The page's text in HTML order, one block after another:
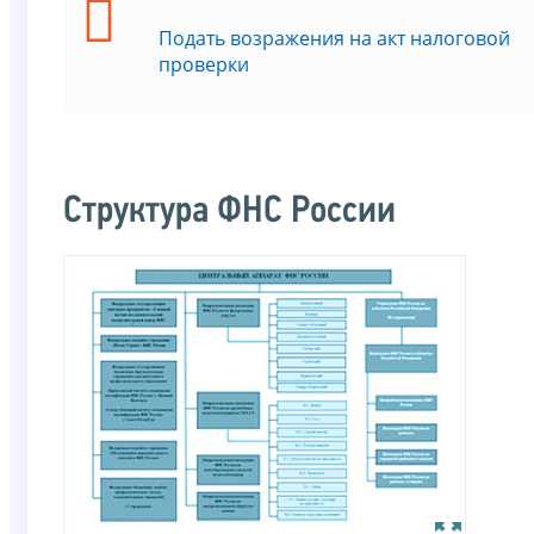
Подать возражения на акт налоговой
проверки
Структура ФНС России